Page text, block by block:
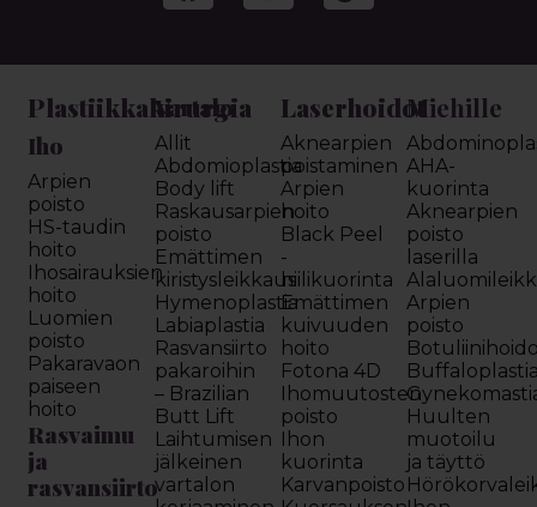
Plastiikkakirurgia
Iho
Arpien
poisto
HS-taudin
hoito
Ihosairauksien
hoito
Luomien
poisto
Pakaravaon
paiseen
hoito
Rasvaimu
ja
rasvansiirto
Vartalo
Allit
Abdomioplastia
Body lift
Raskausarpien
poisto
Emättimen
kiristysleikkaus
Hymenoplastia
Labiaplastia
Rasvansiirto
pakaroihin
– Brazilian
Butt Lift
Laihtumisen
jälkeinen
vartalon
Laserhoidot
Aknearpien
poistaminen
Arpien
hoito
Black Peel
-
hiilikuorinta
Emättimen
kuivuuden
hoito
Fotona 4D
Ihomuutosten
poisto
Ihon
kuorinta
Karvanpoisto
Miehille
AHA-
kuorinta
Aknearpien
poisto
laserilla
Arpien
poisto
Huulten
muotoilu
ja täyttö